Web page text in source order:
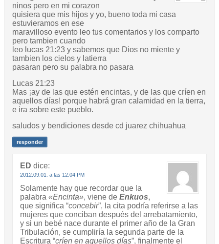
ninos pero en mi corazon
quisiera que mis hijos y yo, bueno toda mi casa
estuvieramos en ese
maravilloso evento leo tus comentarios y los comparto
pero tambien cuando
leo lucas 21:23 y sabemos que Dios no miente y
tambien los cielos y latierra
pasaran pero su palabra no pasara
Lucas 21:23
Mas ¡ay de las que estén encintas, y de las que críen en
aquellos días! porque habrá gran calamidad en la tierra,
e ira sobre este pueblo.
saludos y bendiciones desde cd juarez chihuahua
responder
ED dice:
2012.09.01. a las 12:04 PM
Solamente hay que recordar que la
palabra «Encinta», viene de Enkuos,
que significa “concebir”, la cita podría referirse a las
mujeres que conciban después del arrebatamiento,
y si un bebé nace durante el primer año de la Gran
Tribulación, se cumpliría la segunda parte de la
Escritura “críen en aquellos días”, finalmente el